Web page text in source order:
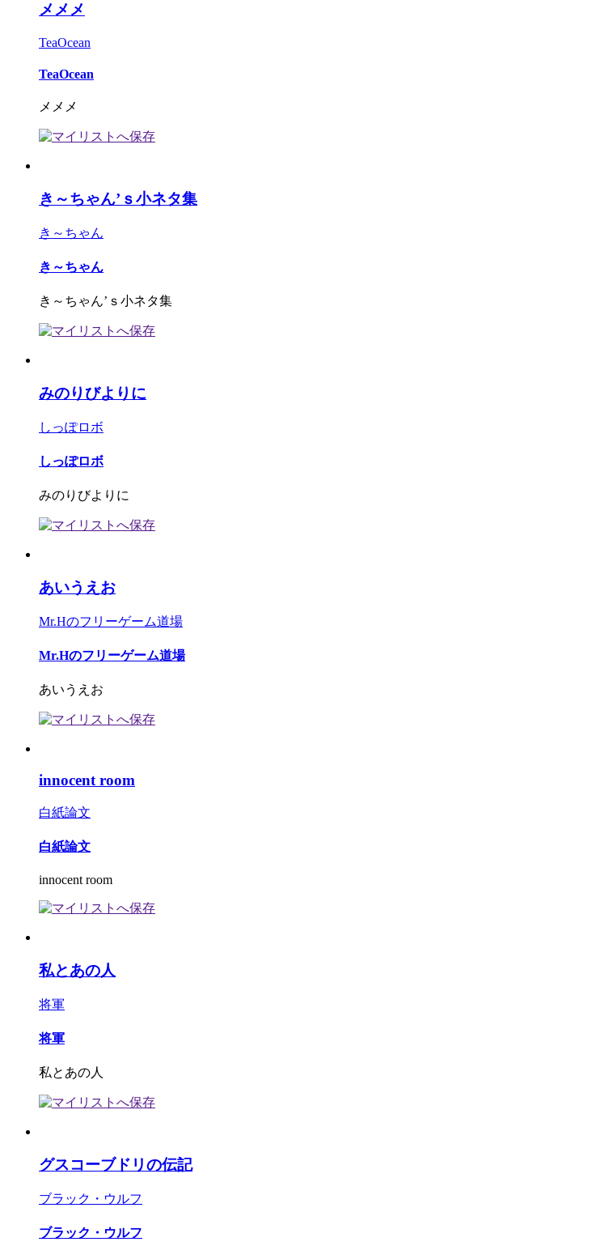
メメメ
TeaOcean
TeaOcean
メメメ
き～ちゃん’ｓ小ネタ集
き～ちゃん
き～ちゃん
き～ちゃん’ｓ小ネタ集
みのりびよりに
しっぽロボ
しっぽロボ
みのりびよりに
あいうえお
Mr.Hのフリーゲーム道場
Mr.Hのフリーゲーム道場
あいうえお
innocent room
白紙論文
白紙論文
innocent room
私とあの人
将軍
将軍
私とあの人
グスコーブドリの伝記
ブラック・ウルフ
ブラック・ウルフ